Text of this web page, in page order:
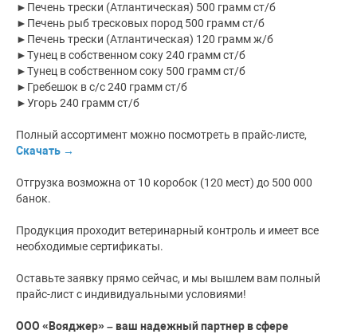
►Печень трески (Атлантическая) 500 грамм ст/б
►Печень рыб тресковых пород 500 грамм ст/б
►Печень трески (Атлантическая) 120 грамм ж/б
►Тунец в собственном соку 240 грамм ст/б
►Тунец в собственном соку 500 грамм ст/б
►Гребешок в с/с 240 грамм ст/б
►Угорь 240 грамм ст/б
Полный ассортимент можно посмотреть в прайс-листе,
Скачать →
Отгрузка возможна от 10 коробок (120 мест) до 500 000
банок.
Продукция проходит ветеринарный контроль и имеет все
необходимые сертификаты.
Оставьте заявку прямо сейчас, и мы вышлем вам полный
прайс-лист с индивидуальными условиями!
ООО «Вояджер» – ваш надежный партнер в сфере